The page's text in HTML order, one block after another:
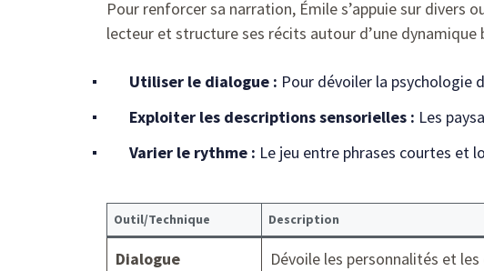
Pour renforcer sa narration, Émile s’appuie sur
lecteur et structure ses récits autour d’une dynamique
Utiliser le dialogue : Pour dévoiler la psychologie
Exploiter les descriptions sensorielles : Les
Varier le rythme : Le jeu entre phrases courtes et
Outil/Technique Description
Dialogue
Dévoile les personnalités et